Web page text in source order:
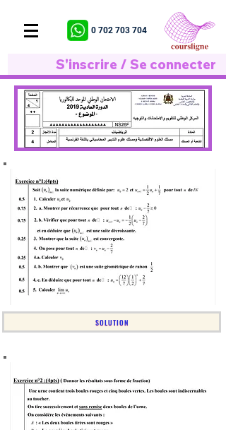
0 702 703 704
S'inscrire / Se connecter
SOLUTION